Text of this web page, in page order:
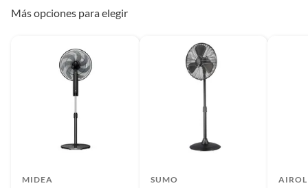
Más opciones para elegir
MIDEA SUMO